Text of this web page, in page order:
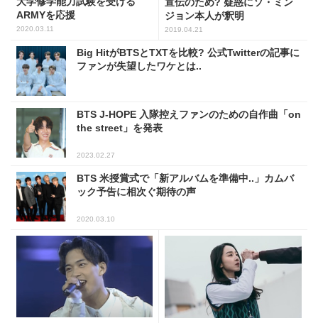
ARMYを応援
2020.03.11
ジョン本人が釈明
2019.04.21
Big HitがBTSとTXTを比較? 公式Twitterの記事に
ファンが失望したワケとは..
BTS J-HOPE 入隊控えファンのための自作曲「on
the street」を発表
2023.02.27
BTS 米授賞式で「新アルバムを準備中..」カムバ
ック予告に相次ぐ期待の声
2020.03.10